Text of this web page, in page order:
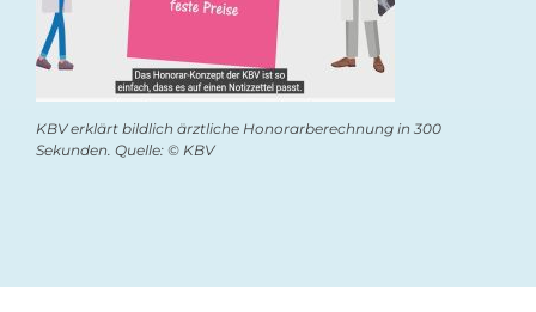
KBV erklärt bildlich ärztliche Honorarberechnung in 300
Sekunden. Quelle: © KBV